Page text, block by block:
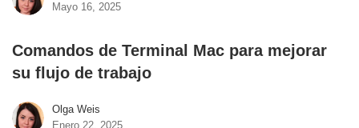
Mayo 16, 2025
Comandos de Terminal Mac para mejorar
su flujo de trabajo
Olga Weis
Enero 22, 2025